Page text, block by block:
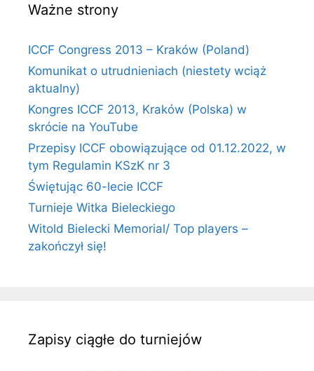
Ważne strony
ICCF Congress 2013 – Kraków (Poland)
Komunikat o utrudnieniach (niestety wciąż
aktualny)
Kongres ICCF 2013, Kraków (Polska) w
skrócie na YouTube
Przepisy ICCF obowiązujące od 01.12.2022, w
tym Regulamin KSzK nr 3
Świętując 60-lecie ICCF
Turnieje Witka Bieleckiego
Witold Bielecki Memorial/ Top players –
zakończył się!
Zapisy ciągłe do turniejów